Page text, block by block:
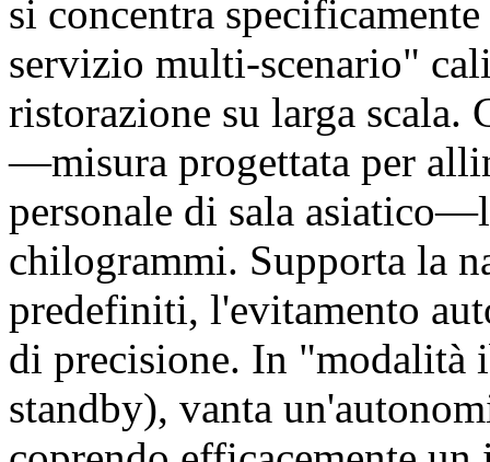
si concentra
servizio multi-scenario"
ristorazione su larga scala.
—misura progettata per
personale di sala
chilogrammi. Supporta la
predefiniti, l'evitamento
di precisione. In "modalità
standby), vanta